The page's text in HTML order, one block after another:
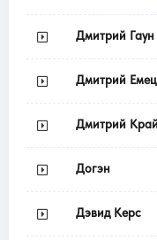
Дмитрий Гаун
Дмитрий Емец
Дмитрий Край
Догэн
Дэвид Керс